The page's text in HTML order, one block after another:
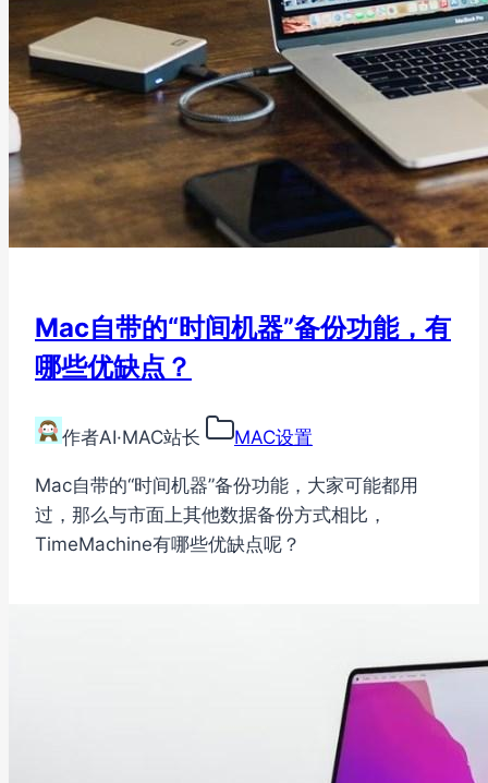
Mac自带的“时间机器”备份功能，有
哪些优缺点？
作者AI·MAC站长 MAC设置
Mac自带的“时间机器”备份功能，大家可能都用
过，那么与市面上其他数据备份方式相比，
TimeMachine有哪些优缺点呢？